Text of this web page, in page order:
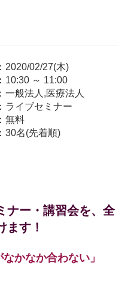
2020/02/27(木)
10:30～ 11:00
一般法人,医療法人
ライブセミナー
無料
30名(先着順)
ナー・講習会を、全
ます！
かなか合わない」